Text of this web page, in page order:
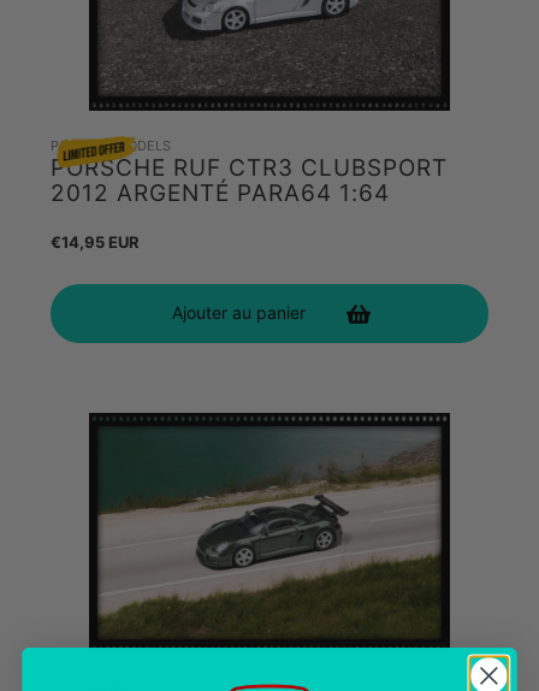
PARAGON MODELS
PORSCHE RUF CTR3 CLUBSPORT
2012 ARGENTÉ PARA64 1:64
Prix
habituel
€14,95 EUR
Ajouter au panier